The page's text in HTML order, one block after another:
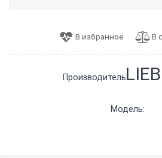
Производитель:
Модель: